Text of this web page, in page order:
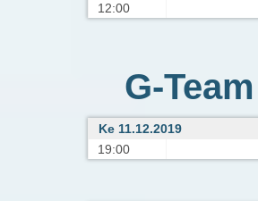
12:00
G-
Ke 11.12.2019
19:00